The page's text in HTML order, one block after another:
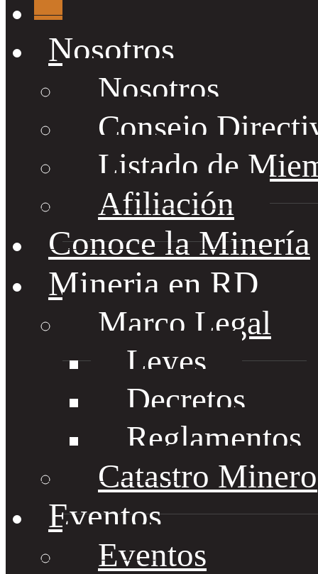
Nosotros
Nosotros
Consejo
Listado de
Afiliación
Conoce la Minería
Mineria en RD
Marco Legal
Leyes
Decretos
Reglamentos
Catastro Minero
Eventos
Eventos